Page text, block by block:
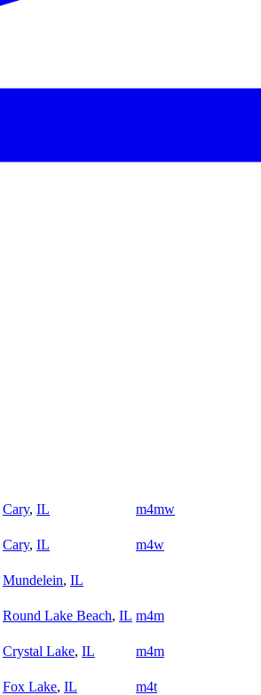
Cary, IL
m4mw
Cary, IL
m4w
Mundelein, IL
Round Lake Beach, IL m4m
Crystal Lake, IL
m4m
Fox Lake, IL
m4t